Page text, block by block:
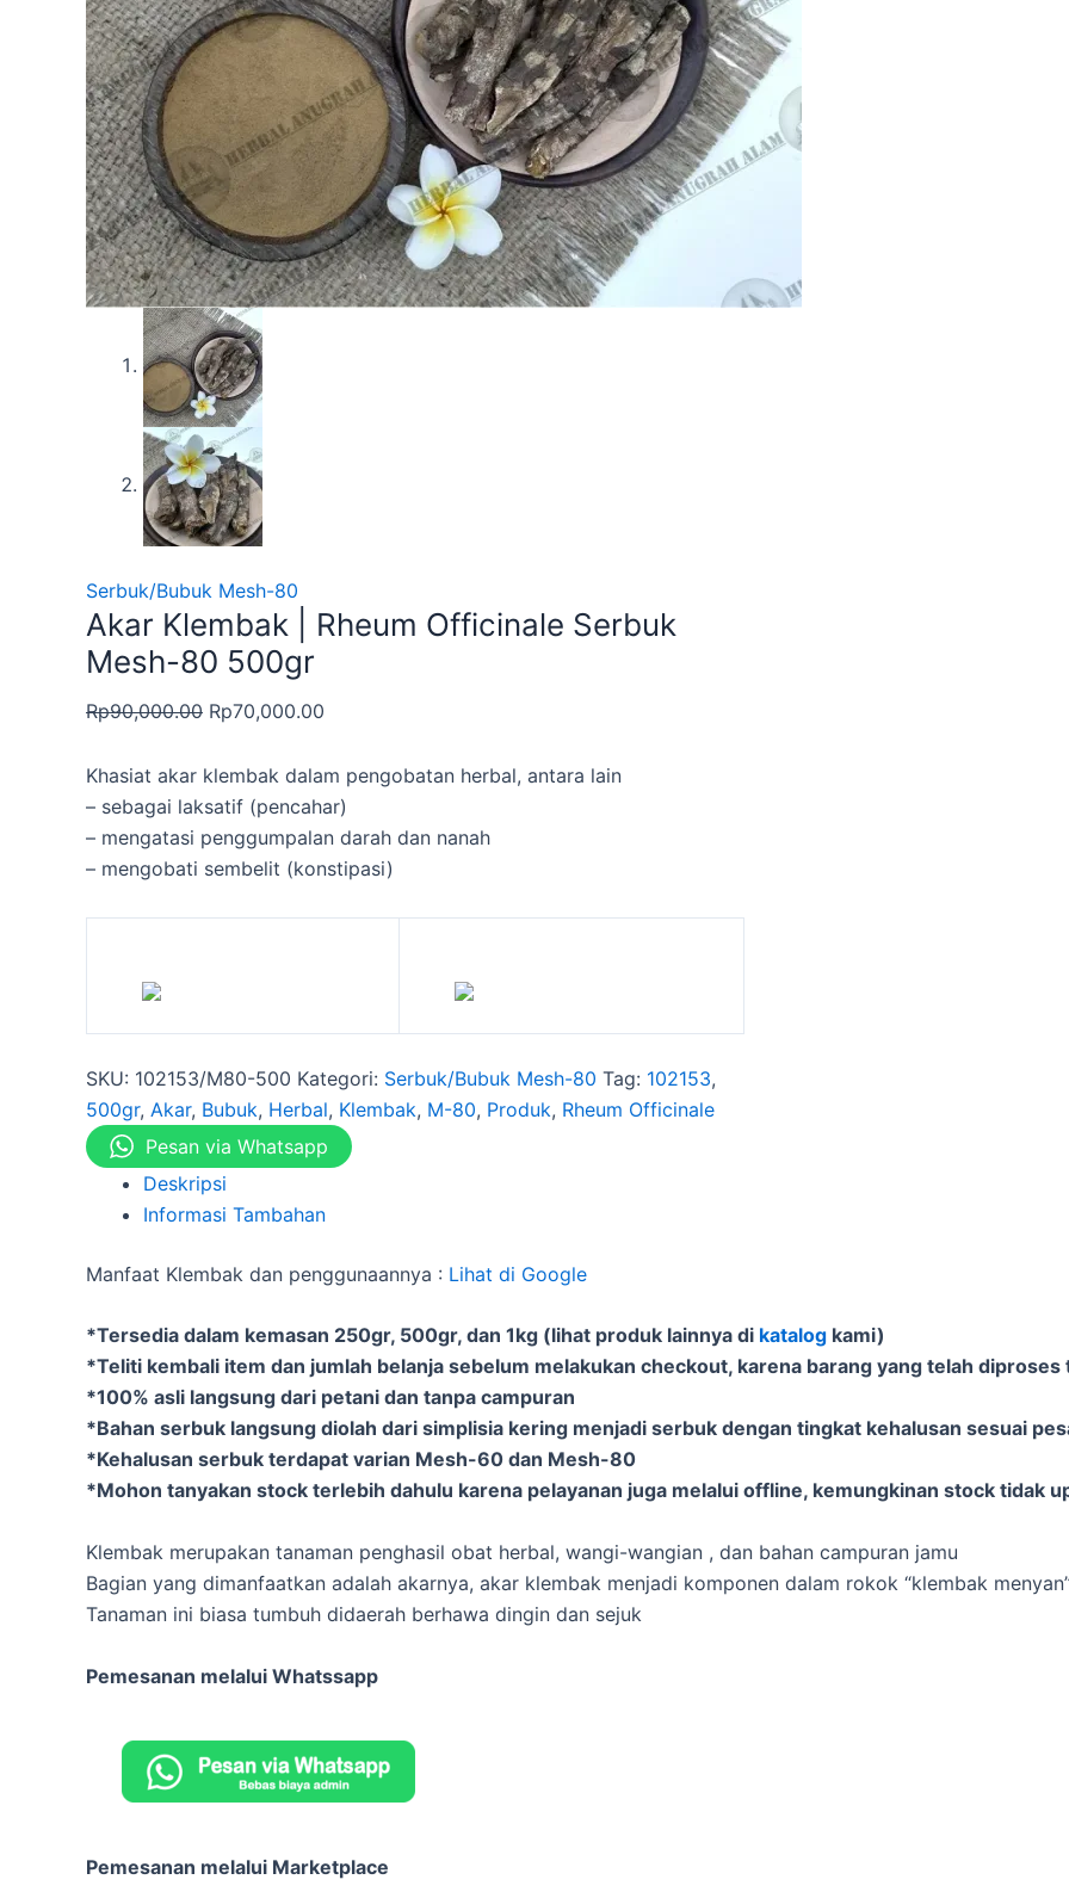
Serbuk/Bubuk Mesh-80
Akar Klembak | Rheum Officinale Serbuk
Mesh-80 500gr
Rp90,000.00 Rp70,000.00
Khasiat akar klembak dalam pengobatan herbal, antara lain
– sebagai laksatif (pencahar)
– mengatasi penggumpalan darah dan nanah
– mengobati sembelit (konstipasi)
SKU: 102153/M80-500 Kategori: Serbuk/Bubuk Mesh-80 Tag: 102153,
500gr, Akar, Bubuk, Herbal, Klembak, M-80, Produk, Rheum Officinale
Pesan via Whatsapp
Deskripsi
Informasi Tambahan
Manfaat Klembak dan penggunaannya : Lihat di Google
*Tersedia dalam kemasan 250gr, 500gr, dan 1kg (lihat produk lainnya di katalog kami)
*Teliti kembali item dan jumlah belanja sebelum melakukan checkout, karena barang yang telah diproses
*100% asli langsung dari petani dan tanpa campuran
*Bahan serbuk langsung diolah dari simplisia kering menjadi serbuk dengan tingkat kehalusan sesuai
*Kehalusan serbuk terdapat varian Mesh-60 dan Mesh-80
*Mohon tanyakan stock terlebih dahulu karena pelayanan juga melalui offline, kemungkinan stock tidak
Klembak merupakan tanaman penghasil obat herbal, wangi-wangian , dan bahan campuran jamu
Bagian yang dimanfaatkan adalah akarnya, akar klembak menjadi komponen dalam rokok “klembak
Tanaman ini biasa tumbuh didaerah berhawa dingin dan sejuk
Pemesanan melalui Whatssapp
Pemesanan melalui Marketplace